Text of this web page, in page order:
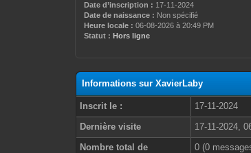
Date d’inscription : 17-11-2024
Date de naissance : Non spécifié
Heure locale : 06-08-2026 à 20:49 PM
Statut : Hors ligne
Informations sur XavierLaby
Inscrit le :
17-11-2024
Dernière visite
17-11-2024,
Nombre total de
0 (0